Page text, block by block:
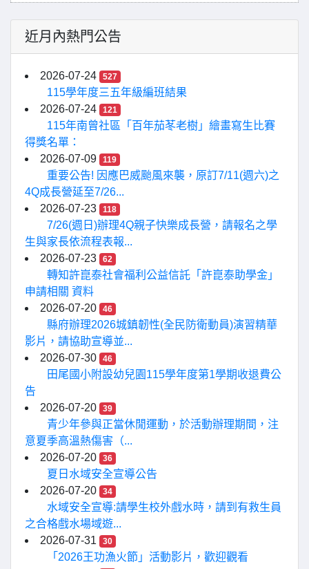
近月內熱門公告
2026-07-24 527
115學年度三五年級編班結果
2026-07-24
121
115年南曾社區「百年茄苳老樹」繪畫寫生比賽
得獎名單：
2026-07-09
119
重要公告! 因應巴威颱風來襲，原訂7/11(週六)之
4Q成長營延至7/26...
2026-07-23
118
7/26(週日)辦理4Q親子快樂成長營，請報名之學
生與家長依流程表報...
2026-07-23
62
轉知許崑泰社會福利公益信託「許崑泰助學金」
申請相關 資料
2026-07-20
46
縣府辦理2026城鎮韌性(全民防衛動員)演習精華
影片，請協助宣導並...
2026-07-30
46
田尾國小附設幼兒園115學年度第1學期收退費公
告
2026-07-20
39
青少年參與正當休閒運動，於活動辦理期間，注
意夏季高溫熱傷害（...
2026-07-20
36
夏日水域安全宣導公告
2026-07-20
34
水域安全宣導:請學生校外戲水時，請到有救生員
之合格戲水場域遊...
2026-07-31
30
「2026王功漁火節」活動影片，歡迎觀看